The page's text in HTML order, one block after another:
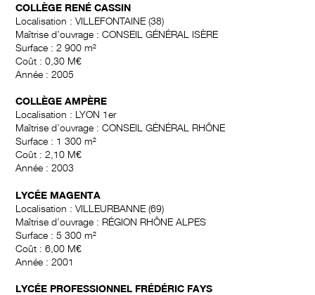
COLLÈGE RENÉ CASSIN
Localisation : VILLEFONTAINE (38)
Maîtrise d’ouvrage : CONSEIL GÉNÉRAL ISÈRE
Surface : 2 900 m²
Coût : 0,30 M€
Année : 2005
COLLÈGE AMPÈRE
Localisation : LYON 1er
Maîtrise d’ouvrage : CONSEIL GÉNÉRAL RHÔNE
Surface : 1 300 m²
Coût : 2,10 M€
Année : 2003
LYCÉE MAGENTA
Localisation : VILLEURBANNE (69)
Maîtrise d’ouvrage : RÉGION RHÔNE ALPES
Surface : 5 300 m²
Coût : 6,00 M€
Année : 2001
LYCÉE PROFESSIONNEL FRÉDÉRIC FAYS